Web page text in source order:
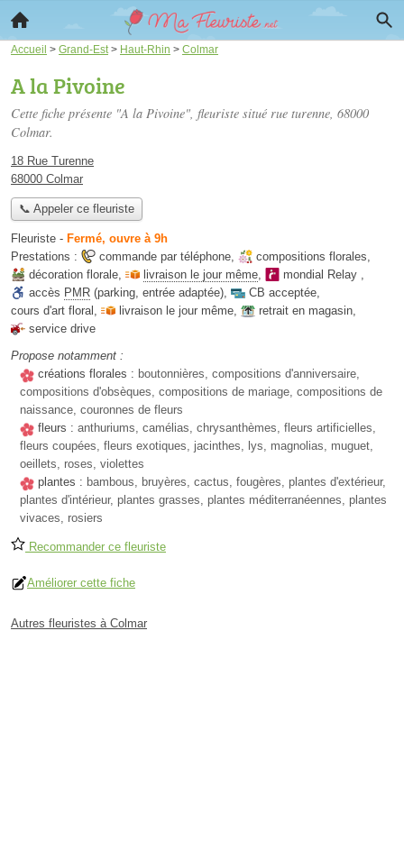
Accueil > Grand-Est > Haut-Rhin > Colmar
A la Pivoine
Cette fiche présente "A la Pivoine", fleuriste situé rue turenne, 68000
Colmar.
18 Rue Turenne
68000 Colmar
📞 Appeler ce fleuriste
Fleuriste - Fermé, ouvre à 9h
Prestations :
commande par téléphone, compositions florales,
décoration florale, livraison le jour même, mondial Relay ,
accès PMR (parking, entrée adaptée), CB acceptée,
cours d'art floral , livraison le jour même, retrait en magasin,
service drive
Propose notamment :
créations florales : boutonnières, compositions d'anniversaire,
compositions d'obsèques, compositions de mariage, compositions de
naissance, couronnes de fleurs
fleurs : anthuriums, camélias, chrysanthèmes, fleurs artificielles,
fleurs coupées, fleurs exotiques, jacinthes, lys, magnolias, muguet,
oeillets, roses, violettes
plantes : bambous, bruyères, cactus, fougères, plantes d'extérieur,
plantes d'intérieur, plantes grasses, plantes méditerranéennes, plantes
vivaces, rosiers
Recommander ce fleuriste
Améliorer cette fiche
Autres fleuristes à Colmar